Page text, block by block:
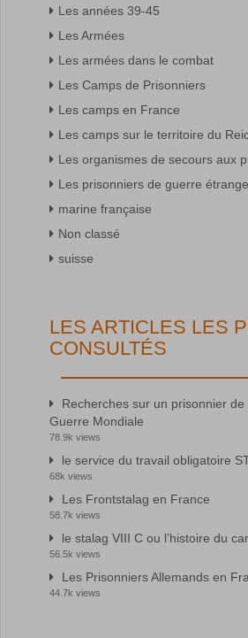
Les années 39-45
Les Armées
Les armées dans le combat
Les Camps de Prisonniers
Les camps en France
Les camps sur le territoire du
Les organismes de secours aux
Les prisonniers de guerre
marine française
Non classé
suisse
LES ARTICLES LES
CONSULTÉS
Recherches sur un prisonnier
Guerre Mondiale
78.9k views
le service du travail obligatoire
68k views
Les Frontstalag en France
58.7k views
le stalag VIII C ou l’histoire du
56.5k views
Les Prisonniers Allemands en
44.7k views